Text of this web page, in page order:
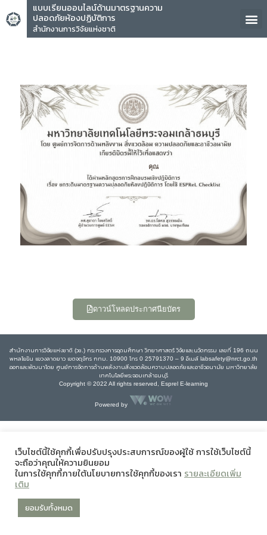
แบบเรียนออนไลน์ด้านมาตรฐานความ
ปลอดภัยห้องปฏิบัติการ
สำนักงานการวิจัยแห่งชาติ
คุณ
ดาวน์โหลดประกาศนียบัตร
สำนักงานการวิจัยแห่งชาติ (วช.) กระทรวงการอุดมศึกษา วิทยาศาสตร์ วิจัยและนวัตกรรม เลขที่ 196 ถนน
พหลโยธิน แขวงลาดยาว เขตจตุจักร กทม. 10900 โทร 0 25791370 – 9 อีเมล์ labsafety@nrct.go.th
ออกและพัฒนาโดย ศูนย์การจัดการด้านพลังงานสิ่งแวดล้อมความปลอดภัยและอาชีวอนามัย มหาวิทยาลัย
เทคโนโลยีพระจอมเกล้าธนบุรี
Copyright © 2022 All rights reserved, Esprel E-learning
Powered by
เว็บไซต์นี้ใช้คุกกี้เพื่อปรับปรุงประสบการณ์ของผู้ใช้ การใช้เว็บไซต์นี้
จะถือว่าคุณให้ความยินยอม
ในการใช้คุกกี้ภายใต้นโยบายการใช้คุกกี้ของเรา รายละเอียดเพิ่ม
เติม
ยอมรับทั้งหมด